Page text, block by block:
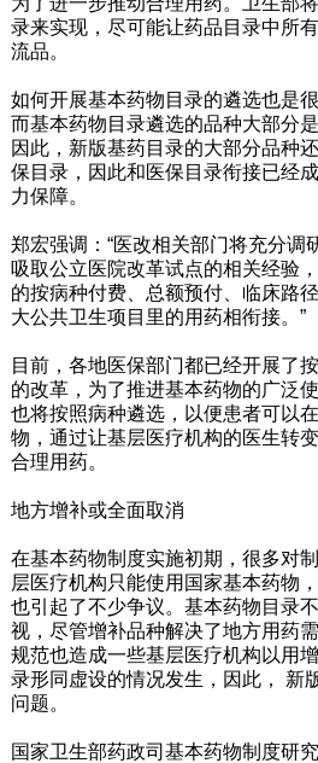
录来实现，尽可能让药品目录中所
流品。
如何开展基本药物目录的遴选也是
而基本药物目录遴选的品种大部分
因此，新版基药目录的大部分品种
保目录，因此和医保目录衔接已经
力保障。
郑宏强调：“医改相关部门将充分调
吸取公立医院改革试点的相关经验
的按病种付费、总额预付、临床路
大公共卫生项目里的用药相衔接。”
目前，各地医保部门都已经开展了
的改革，为了推进基本药物的广泛
也将按照病种遴选，以便患者可以
物，通过让基层医疗机构的医生转
合理用药。
地方增补或全面取消
在基本药物制度实施初期，很多对
层医疗机构只能使用国家基本药物
也引起了不少争议。基本药物目录
视，尽管增补品种解决了地方用药
规范也造成一些基层医疗机构以用
录形同虚设的情况发生，因此， 新
问题。
国家卫生部药政司基本药物制度研